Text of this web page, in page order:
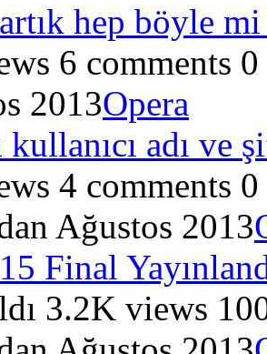
hep böyle
6 comments 0
2013Opera
kullanıcı adı ve
4 comments 0
Ağustos 2013
Final
3.2K views